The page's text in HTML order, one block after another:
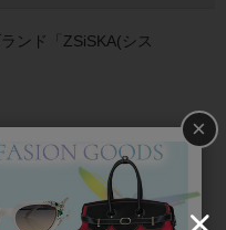
ンド「ZSiSKA(シス
テルレジンの特性を活か
も、軽くてつけやすいこ
×